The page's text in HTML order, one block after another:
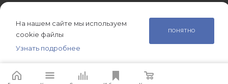
электротехническая продукция, светотехника с 1998 года.
На нашем сайте мы используем
cookie файлы
Узнать подробнее
ПОНЯТНО